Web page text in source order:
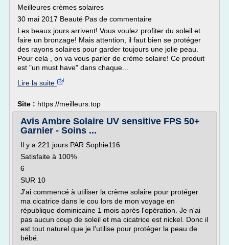
Meilleures crèmes solaires
30 mai 2017 Beauté Pas de commentaire
Les beaux jours arrivent! Vous voulez profiter du soleil et
faire un bronzage! Mais attention, il faut bien se protéger
des rayons solaires pour garder toujours une jolie peau.
Pour cela , on va vous parler de crème solaire! Ce produit
est "un must have" dans chaque...
Lire la suite
Site : https://meilleurs.top
Avis Ambre Solaire UV sensitive FPS 50+
Garnier - Soins ...
Il y a 221 jours PAR Sophie116
Satisfaite à 100%
6
SUR 10
J'ai commencé à utiliser la crème solaire pour protéger
ma cicatrice dans le cou lors de mon voyage en
république dominicaine 1 mois après l'opération. Je n'ai
pas aucun coup de soleil et ma cicatrice est nickel. Donc il
est tout naturel que je l'utilise pour protéger la peau de
bébé.